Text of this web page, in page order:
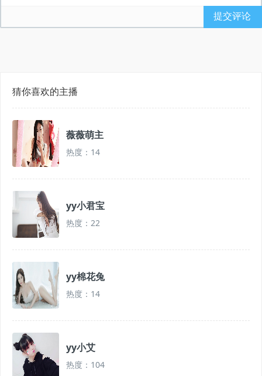
提交评论
猜你喜欢的主播
薇薇萌主
热度：14
yy小君宝
热度：22
yy棉花兔
热度：14
yy小艾
热度：104